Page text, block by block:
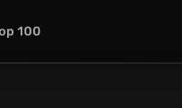
100